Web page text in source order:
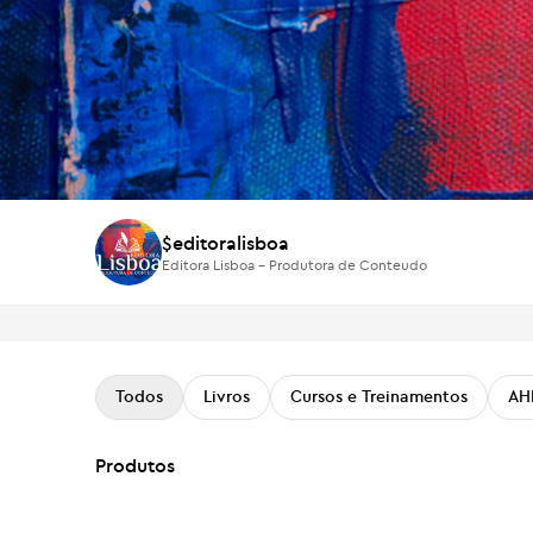
$editoralisboa
Editora Lisboa - Produtora de Conteudo
$editoralisboa
Editora Lisboa - Produtora de Conteudo
Todos Livros Cursos e Treinamentos
Produtos